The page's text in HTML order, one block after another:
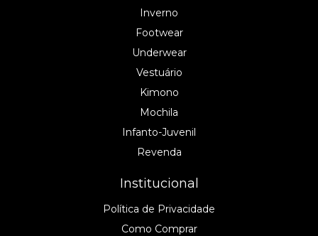
Inverno
Footwear
Underwear
Vestuário
Kimono
Mochila
Infanto-Juvenil
Revenda
Institucional
Política de Privacidade
Como Comprar